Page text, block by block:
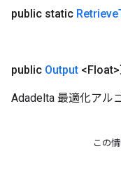
public static Retrieve
public Output <Float>
Adadelta 最適化アル
この